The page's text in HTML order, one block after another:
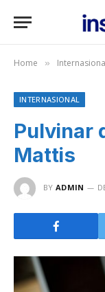
Home »
INTERNASIONAL
Pulvinar
Mattis
BY ADMIN